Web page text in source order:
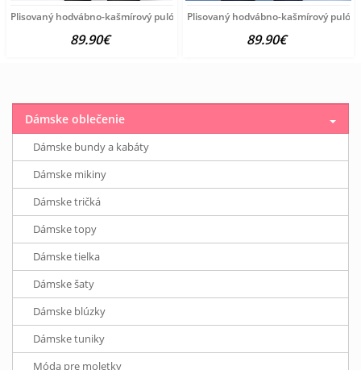
Plisovaný hodvábno-kašmírový pulóver vzhľadom Création
89.90€
Plisovaný hodvábno-kašmírový
89.90€
Dámske oblečenie
Dámske bundy a kabáty
Dámske mikiny
Dámske tričká
Dámske topy
Dámske tielka
Dámske šaty
Dámske blúzky
Dámske tuniky
Móda pre moletky